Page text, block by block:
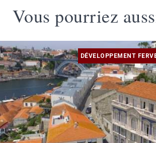
Vous pourriez
DÉVELOPPEMENT